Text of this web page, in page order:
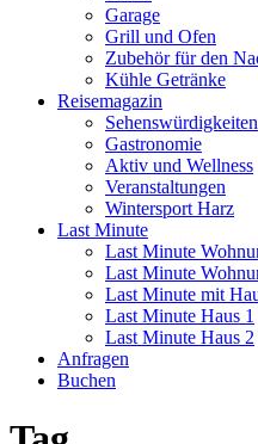
Garage
Grill und Ofen
Zubehör für den
Kühle Getränke
Reisemagazin
Sehenswürdigkeiten
Gastronomie
Aktiv und Wellness
Veranstaltungen
Wintersport Harz
Last Minute
Last Minute
Last Minute
Last Minute mit
Last Minute Haus 1
Last Minute Haus 2
Anfragen
Buchen